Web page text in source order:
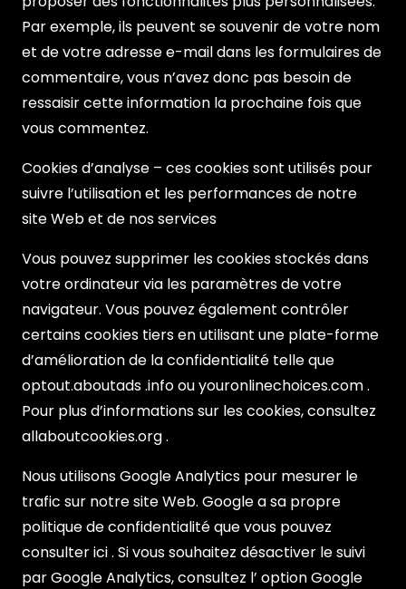
Par exemple, ils peuvent se souvenir de votre nom
et de votre adresse e-mail dans les formulaires de
commentaire, vous n’avez donc pas besoin de
ressaisir cette information la prochaine fois que
vous commentez.
Cookies d’analyse – ces cookies sont utilisés pour
suivre l’utilisation et les performances de notre
site Web et de nos services
Vous pouvez supprimer les cookies stockés dans
votre ordinateur via les paramètres de votre
navigateur. Vous pouvez également contrôler
certains cookies tiers en utilisant une plate-forme
d’amélioration de la confidentialité telle que
optout.aboutads .info ou youronlinechoices.com .
Pour plus d’informations sur les cookies, consultez
allaboutcookies.org .
Nous utilisons Google Analytics pour mesurer le
trafic sur notre site Web. Google a sa propre
politique de confidentialité que vous pouvez
consulter ici . Si vous souhaitez désactiver le suivi
par Google Analytics, consultez l’ option Google